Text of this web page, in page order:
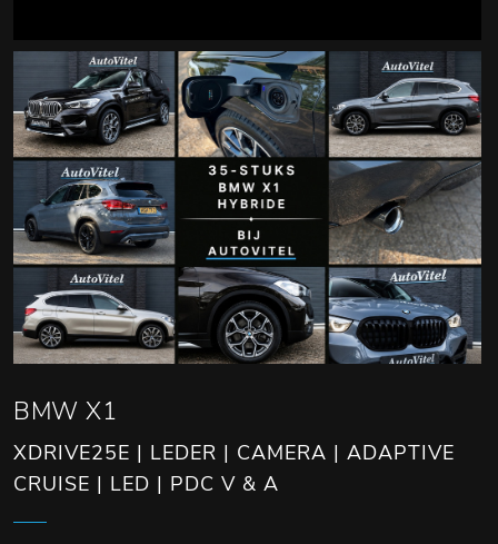
BMW X1
XDRIVE25E | LEDER | CAMERA | ADAPTIVE
CRUISE | LED | PDC V & A